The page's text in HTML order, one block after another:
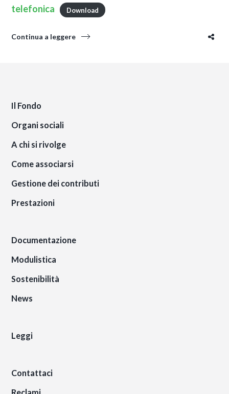
telefonica
Download
Continua a leggere
Il Fondo
Organi sociali
A chi si rivolge
Come associarsi
Gestione dei contributi
Prestazioni
Documentazione
Modulistica
Sostenibilità
News
Leggi
Contattaci